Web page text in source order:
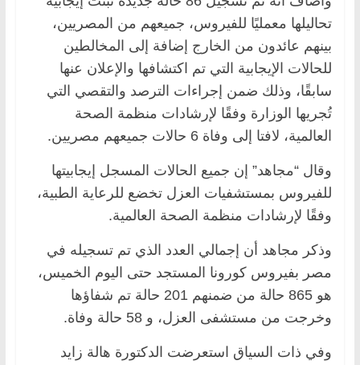
تحاليلها معمليًا للفيروس، جميعهم من المصريين،
بينهم عائدون من الخارج إضافة إلى المخالطين
للحالات الإيجابية التي تم اكتشافها والإعلان عنها
سابقًا، وذلك ضمن إجراءات الترصد والتقصي التي
تُجريها الوزارة وفقًا لإرشادات منظمة الصحة
العالمية، لافتا إلى وفاة 6 حالات جميعهم مصريين.
وقال “مجاهد” إن جميع الحالات المسجل إيجابيتها
للفيروس بمستشفيات العزل تخضع للرعاية الطبية،
وفقًا لإرشادات منظمة الصحة العالمية.
وذكر مجاهد أن إجمالي العدد الذي تم تسجيله في
مصر بفيروس كورونا المستجد حتى اليوم الخميس،
هو 865 حالة من ضمنهم 201 حالة تم شفاؤها
وخرجت من مستشفى العزل، و 58 حالة وفاة.
وفي ذات السياق استعرضت الدكتورة هالة زايد